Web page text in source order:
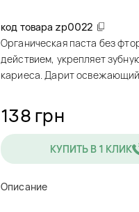
код товара zp0022
Органическая паста без
действием, укрепляет
кариеса. Дарит
138 грн
КУПИТЬ В 1 КЛИК
Описание